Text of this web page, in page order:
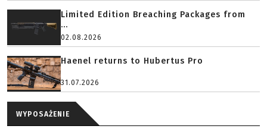
Limited Edition Breaching Packages from
...
02.08.2026
Haenel returns to Hubertus Pro
31.07.2026
WYPOSAŻENIE